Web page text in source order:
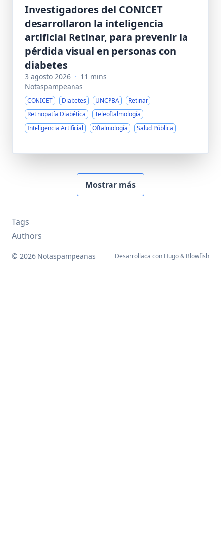
Investigadores del CONICET
desarrollaron la inteligencia
artificial Retinar, para prevenir la
pérdida visual en personas con
diabetes
3 agosto 2026 · 11 mins
Notaspampeanas
CONICET Diabetes UNCPBA
Retinar
Retinopatía Diabética
Teleoftalmología
Inteligencia Artificial
Oftalmología Salud Pública
Mostrar más
Tags
Authors
© 2026 Notaspampeanas Desarrollada con Hugo& Blowfish